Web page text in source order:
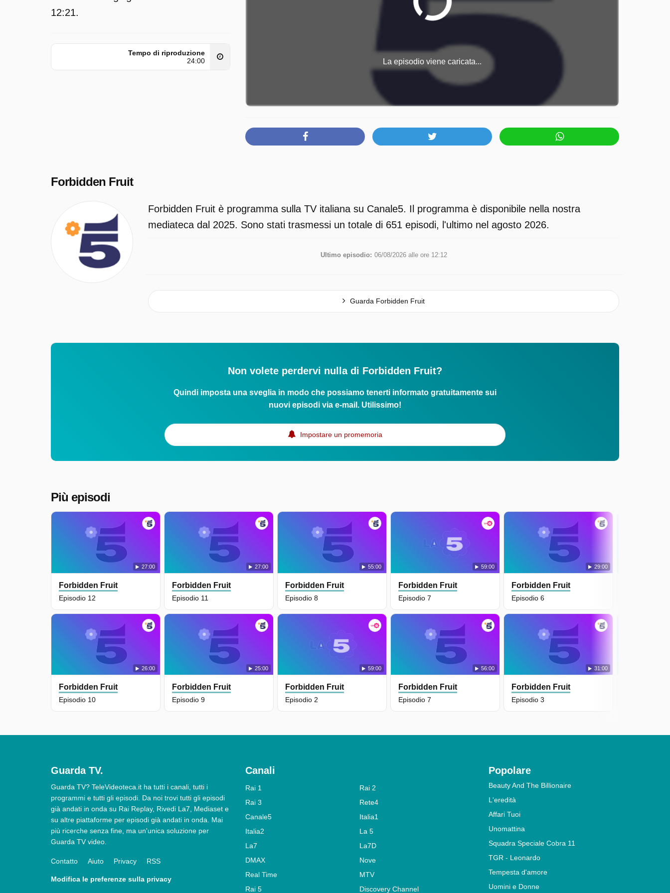
12:21.
Tempo di riproduzione
24:00
La episodio viene caricata...
Forbidden Fruit
Forbidden Fruit è programma sulla TV italiana su Canale5. Il programma è disponibile nella nostra
mediateca dal 2025. Sono stati trasmessi un totale di 651 episodi, l'ultimo nel agosto 2026.
Ultimo episodio: 06/08/2026 alle ore 12:12
Guarda Forbidden Fruit
Non volete perdervi nulla di Forbidden Fruit?
Quindi imposta una sveglia in modo che possiamo tenerti informato gratuitamente sui
nuovi episodi via e-mail. Utilissimo!
Impostare un promemoria
Più episodi
27:00
Forbidden Fruit
Episodio 12
27:00
Forbidden Fruit
Episodio 11
26:00
Forbidden Fruit
Episodio 10
25:00
Forbidden Fruit
Episodio 9
55:00
Forbidden Fruit
Episodio 8
59:00
Forbidden Fruit
Episodio 7
59:00
Forbidden Fruit
Episodio 2
56:00
Forbidden Fruit
Episodio 7
29:00
Forbidden Fruit
Episodio 6
31:00
Forbidden Fruit
Episodio 3
Guarda TV.
Guarda TV? TeleVideoteca.it ha tutti i canali, tutti i
programmi e tutti gli episodi. Da noi trovi tutti gli episodi
già andati in onda su Rai Replay, Rivedi La7, Mediaset e
su altre piattaforme per episodi già andati in onda. Mai
più ricerche senza fine, ma un'unica soluzione per
Guarda TV video.
Contatto Aiuto Privacy RSS
Modifica le preferenze sulla privacy
Canali
Rai 1
Rai 2
Rai 3
Rete4
Canale5
Italia1
Italia2
La 5
La7
La7D
DMAX
Nove
Real Time
MTV
Rai 5
Discovery Channel
Popolare
Beauty And The Billionaire
L'eredità
Affari Tuoi
Unomattina
Squadra Speciale Cobra 11
TGR - Leonardo
Tempesta d'amore
Uomini e Donne